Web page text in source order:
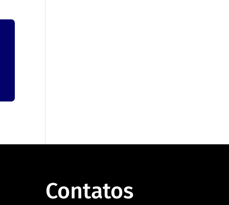
Contatos